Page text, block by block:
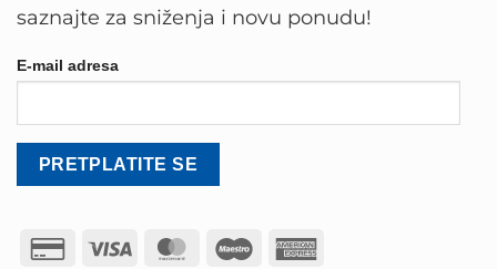
saznajte za sniženja i novu ponudu!
E-mail adresa
Credit
Visa MasterCard
Maestro